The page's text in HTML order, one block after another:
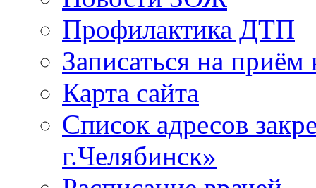
Профилактика ДТП
Записаться на приём
Карта сайта
Список адресов
г.Челябинск»